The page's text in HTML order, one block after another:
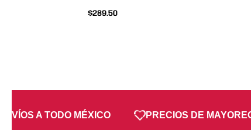
$289.50
A TODO MÉXICO PRECIOS DE MAYOREO